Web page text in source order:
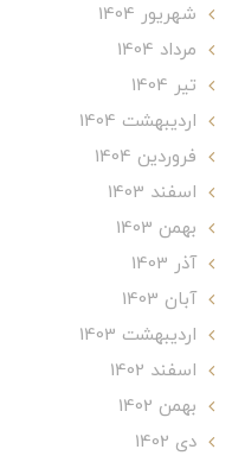
شهریور 1404
مرداد 1404
تير 1404
ارديبهشت 1404
فروردین 1404
اسفند 1403
بهمن 1403
آذر 1403
آبان 1403
ارديبهشت 1403
اسفند 1402
بهمن 1402
دی 1402